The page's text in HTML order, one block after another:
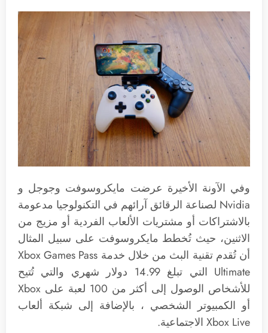
وفي الآونة الأخيرة عرضت مايكروسوفت وجوجل و
Nvidia لصناعة الرقائق آرائهم في التكنولوجيا مدعومة
بالاشتراكات أو مشتريات الألعاب الفردية أو مزيج من
الاثنين، حيث تُخطط مايكروسوفت على سبيل المثال
أن تُقدم تقنية البث من خلال خدمة Xbox Games Pass
Ultimate التي تبلغ 14.99 دولار شهري والتي تُتيح
للأشخاص الوصول إلى أكثر من 100 لعبة على Xbox
أو الكمبيوتر الشخصي ، بالإضافة إلى شبكة ألعاب
Xbox Live الاجتماعية.